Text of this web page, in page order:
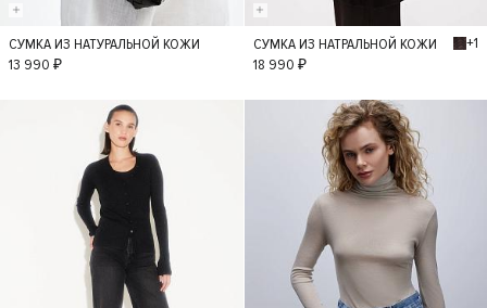
S
СУМКА ИЗ НАТУРАЛЬНОЙ КОЖИ
13 990 ₽
S
СУМКА ИЗ НАТРАЛЬНОЙ КОЖИ
+1
18 990 ₽